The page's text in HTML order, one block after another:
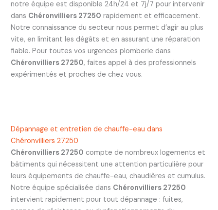
notre équipe est disponible 24h/24 et 7j/7 pour intervenir
dans Chéronvilliers 27250 rapidement et efficacement.
Notre connaissance du secteur nous permet d’agir au plus
vite, en limitant les dégâts et en assurant une réparation
fiable. Pour toutes vos urgences plomberie dans
Chéronvilliers 27250, faites appel à des professionnels
expérimentés et proches de chez vous.
Dépannage et entretien de chauffe-eau dans
Chéronvilliers 27250
Chéronvilliers 27250 compte de nombreux logements et
bâtiments qui nécessitent une attention particulière pour
leurs équipements de chauffe-eau, chaudières et cumulus.
Notre équipe spécialisée dans Chéronvilliers 27250
intervient rapidement pour tout dépannage : fuites,